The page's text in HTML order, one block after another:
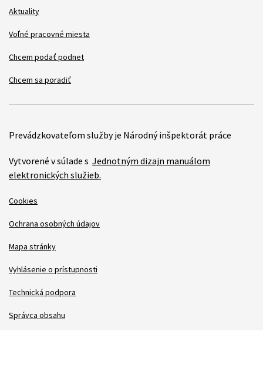
Aktuality
Voľné pracovné miesta
Chcem podať podnet
Chcem sa poradiť
Prevádzkovateľom služby je Národný inšpektorát práce
Vytvorené v súlade s Jednotným dizajn manuálom
elektronických služieb.
Cookies
Ochrana osobných údajov
Mapa stránky
Vyhlásenie o prístupnosti
Technická podpora
Správca obsahu